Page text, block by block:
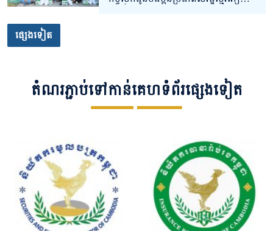
សសឹកដែលកំពុងស្នាក់នៅបណ្តោះអាសន្ន
ផ្សេងទៀត
តំណរភ្ជាប់ទៅកាន់គេហទំព័រផ្សេងទៀត